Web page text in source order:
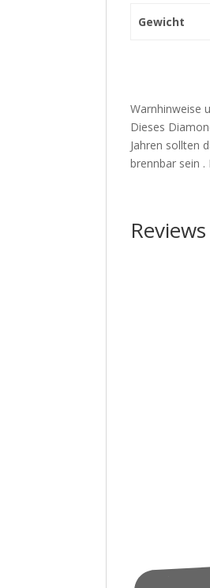
Gewicht
Warnhinweise
Dieses
Jahren sollten
brennbar sein
Reviews